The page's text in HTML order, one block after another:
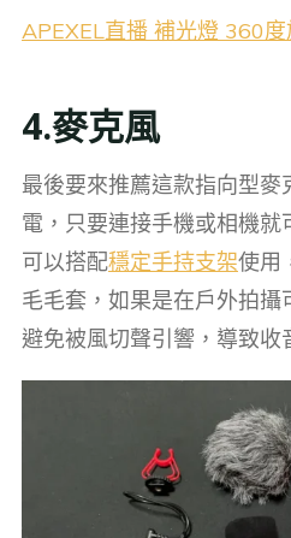
APEXEL直播 補光燈 360度
4.麥克風
最後要來推薦這款指向型
電，只要連接手機或相機
可以搭配穩定手持支架使用
毛毛套，如果是在戶外拍攝
避免被風切聲引響，導致收